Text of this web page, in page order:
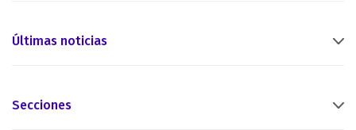
Últimas noticias
Secciones